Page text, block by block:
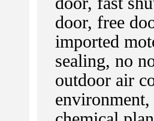
door, free
imported
sealing, no
outdoor air